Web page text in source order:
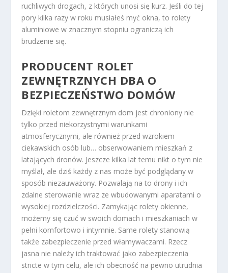
ruchliwych drogach, z których unosi się kurz. Jeśli do tej
pory kilka razy w roku musiałeś myć okna, to rolety
aluminiowe w znacznym stopniu ograniczą ich
brudzenie się.
PRODUCENT ROLET
ZEWNĘTRZNYCH DBA O
BEZPIECZEŃSTWO DOMÓW
Dzięki roletom zewnętrznym dom jest chroniony nie
tylko przed niekorzystnymi warunkami
atmosferycznymi, ale również przed wzrokiem
ciekawskich osób lub… obserwowaniem mieszkań z
latających dronów. Jeszcze kilka lat temu nikt o tym nie
myślał, ale dziś każdy z nas może być podglądany w
sposób niezauważony. Pozwalają na to drony i ich
zdalne sterowanie wraz ze wbudowanymi aparatami o
wysokiej rozdzielczości. Zamykając rolety okienne,
możemy się czuć w swoich domach i mieszkaniach w
pełni komfortowo i intymnie. Same rolety stanowią
także zabezpieczenie przed włamywaczami. Rzecz
jasna nie należy ich traktować jako zabezpieczenia
stricte w tym celu, ale ich obecność na pewno utrudnia